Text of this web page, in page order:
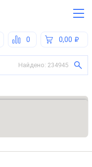
0,00
0
Найдено: 234945